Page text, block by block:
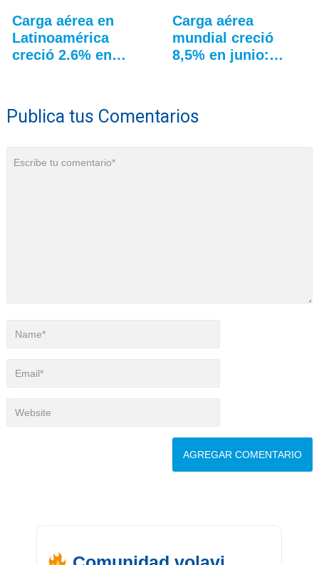
Carga aérea en
Latinoamérica
creció 2.6% en
Carga aérea
mundial creció
8,5% en junio:…
Publica tus Comentarios